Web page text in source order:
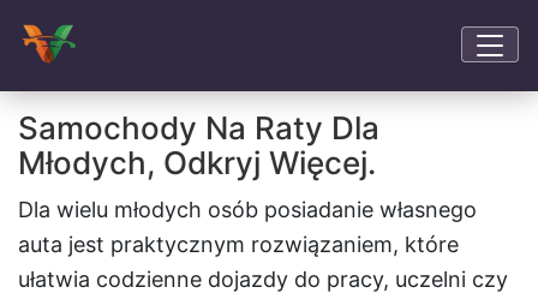
Samochody Na Raty Dla
Młodych, Odkryj Więcej.
Dla wielu młodych osób posiadanie własnego
auta jest praktycznym rozwiązaniem, które
ułatwia codzienne dojazdy do pracy, uczelni czy